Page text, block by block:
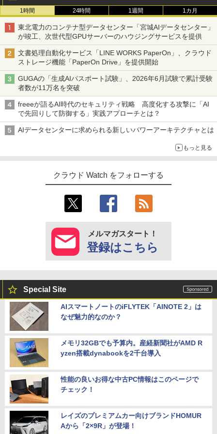
1時間 24時間 1週間 1カ月
東北電力のコンテナ型データセンター「宮城AIデータセンター」
が竣工、次世代型GPUサーバーのハウジングサービスを提供
文書処理自動化サービス「LINE WORKS PaperOn」、クラウド
ストレージ機能「PaperOn Drive」を提供開始
GUGAの「生成AIパスポート試験」、2026年6月試験で累計受験
者数が11万名を突破
freeeが語るAI時代のセキュリティ戦略 高度化する攻撃に「AI
で先回りして防御する」実践アプローチとは？
AIデータセンターに求められる新しいパワーアーキテクチャとは
もっと見る
クラウド Watch をフォローする
メルマガスタート！
登録はこちら
Special Site
AIスマートノートのiFLYTEK「AINOTE 2」は
なぜ魅力的なのか？
メモリ32GBでも予算内。産経新聞社がAMD R
yzen搭載dynabookを2千台導入
性能の良いお得な中古PC情報はこのページで
チェック！
レイズのプレミアムカー向けブランドHOMUR
Aから「2×9R」が登場！